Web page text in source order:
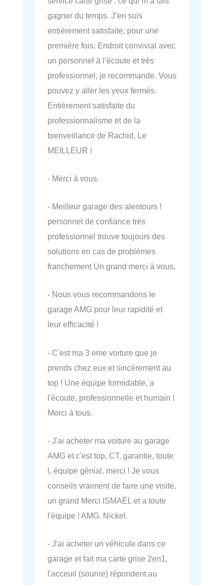
gagner du temps. J’en suis
entièrement satisfaite, pour une
première fois. Endroit convivial avec
un personnel à l’écoute et très
professionnel, je recommande. Vous
pouvez y aller les yeux fermés.
Entièrement satisfaite du
professionnalisme et de la
bienveillance de Rachid, Le
MEILLEUR !
- Merci à vous.
- Meilleur garage des alentours !
personnel de confiance très
professionnel trouve toujours des
solutions en cas de problèmes
franchement Un grand merci à vous.
- Nous vous recommandons le
garage AMG pour leur rapidité et
leur efficacité !
- C'est ma 3 eme voiture que je
prends chez eux et sincèrement au
top ! Une équipe formidable, a
l'écoute, professionnelle et humain !
Merci à tous.
- J'ai acheter ma voiture au garage
AMG et c'est top, CT, garantie, toute
l, équipe génial, merci ! Je vous
conseils vraiment de faire une visite,
un grand Merci ISMAËL et a toute
l'équipe ! AMG. Nickel.
- J'ai acheter un véhicule dans ce
garage et fait ma carte grise 2en1,
l'acceuil (sourire) répondent au